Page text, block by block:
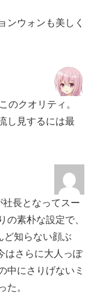
ンウォンも美しく
のクオリティ。
し見するには最
長となってスー
の素朴な設定で、
ど知らない顔ぶ
はさらに大人っぽ
中にさりげないミ
た。